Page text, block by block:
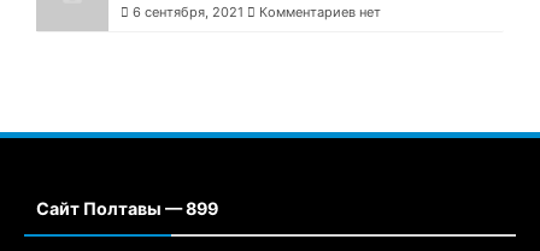
6 сентября, 2021 Комментариев нет
Сайт Полтавы — 899